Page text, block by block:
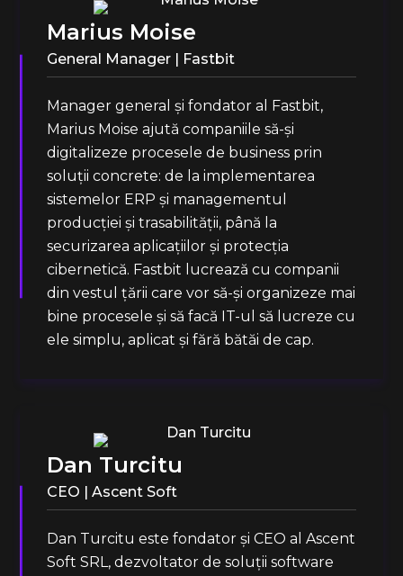
Marius Moise
General Manager | Fastbit
Manager general și fondator al Fastbit,
Marius Moise ajută companiile să-și
digitalizeze procesele de business prin
soluții concrete: de la implementarea
sistemelor ERP și managementul
producției și trasabilității, până la
securizarea aplicațiilor și protecția
cibernetică. Fastbit lucrează cu companii
din vestul țării care vor să-și organizeze mai
bine procesele și să facă IT-ul să lucreze cu
ele simplu, aplicat și fără bătăi de cap.
Dan Turcitu
CEO | Ascent Soft
Dan Turcitu este fondator și CEO al Ascent
Soft SRL, dezvoltator de soluții software